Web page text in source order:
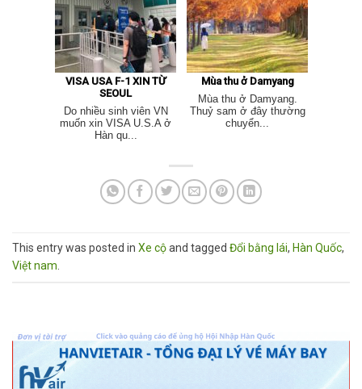
VISA USA F-1 XIN TỪ
SEOUL
Do nhiều sinh viên VN
muốn xin VISA U.S.A ở
Hàn qu...
Mùa thu ở Damyang
Mùa thu ở Damyang.
Thuỷ sam ở đây thường
chuyển...
This entry was posted in Xe cộand tagged Đổi bằng lái, Hàn Quốc,
Việt nam.